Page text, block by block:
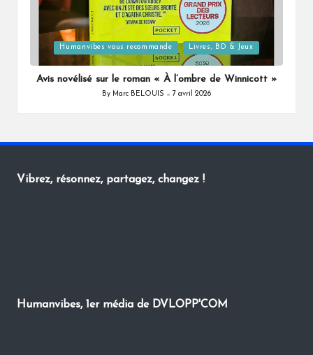
Posted
in
Humanvibes vous recommande Livres, BD & Jeux
Avis novélisé sur le roman « À l’ombre de Winnicott »
Posted
By Marc BELOUIS 7 avril 2026
Vibrez, résonnez, partagez, changez !
Humanvibes, 1er média de DVLOPP'COM